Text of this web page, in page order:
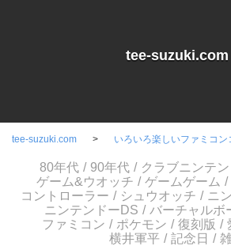
tee-suzuki.com
tee-suzuki.com いろいろ楽しいファミコ
80年代 90年代 クラブニンテ
ゲーム&ウオッチ
ゲームゲーム
コントローラー
シュウオッチ
ニ
ニンテンドーDS
バーチャルボ
ファミコン
ポケモン 復刻版
横井軍平
記念日